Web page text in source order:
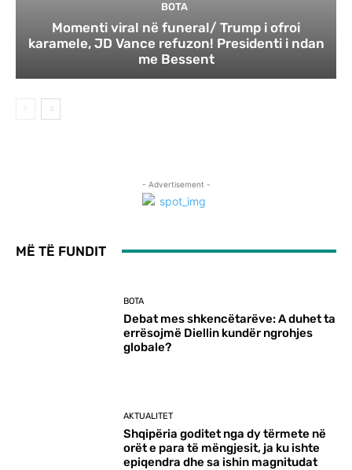
BOTA
Momenti viral në funeral/ Trump i ofroi
karamele, JD Vance refuzon! Presidenti i ndan
me Bessent
- Advertisement -
MË TË FUNDIT
BOTA
Debat mes shkencëtarëve: A duhet ta
errësojmë Diellin kundër ngrohjes
globale?
AKTUALITET
Shqipëria goditet nga dy tërmete në
orët e para të mëngjesit, ja ku ishte
epiqendra dhe sa ishin magnitudat